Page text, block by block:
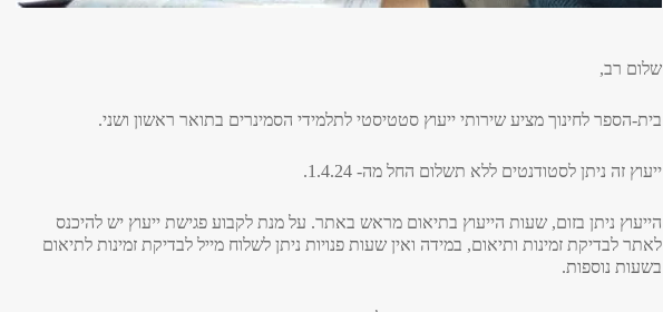
שלום רב,
בית-הספר לחינוך מציע שירותי ייעוץ סטטיסטי לתלמידי הסמינרים בתואר ראשון ושני.
ייעוץ זה ניתן לסטודנטים ללא תשלום החל מה- 1.4.24.
הייעוץ ניתן בזום, שעות הייעוץ בתיאום מראש באתר. על מנת לקבוע פגישת ייעוץ יש להיכנס
לאתר לבדיקת זמינות ותיאום, במידה ואין שעות פנויות ניתן לשלוח מייל לבדיקת זמינות לתיאום
בשעות נוספות.